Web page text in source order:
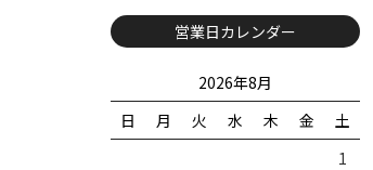
営業日カレンダー
2026年8月
日
月 火 水 木 金
土
1